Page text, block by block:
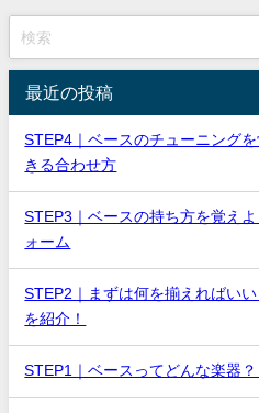
最近の投稿
STEP4｜ベースのチューニング
きる合わせ方
STEP3｜ベースの持ち方を覚え
ォーム
STEP2｜まずは何を揃えればい
を紹介！
STEP1｜ベースってどんな楽器